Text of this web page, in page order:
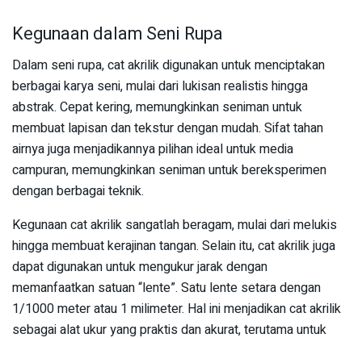
Kegunaan dalam Seni Rupa
Dalam seni rupa, cat akrilik digunakan untuk menciptakan
berbagai karya seni, mulai dari lukisan realistis hingga
abstrak. Cepat kering, memungkinkan seniman untuk
membuat lapisan dan tekstur dengan mudah. Sifat tahan
airnya juga menjadikannya pilihan ideal untuk media
campuran, memungkinkan seniman untuk bereksperimen
dengan berbagai teknik.
Kegunaan cat akrilik sangatlah beragam, mulai dari melukis
hingga membuat kerajinan tangan. Selain itu, cat akrilik juga
dapat digunakan untuk mengukur jarak dengan
memanfaatkan satuan “lente”. Satu lente setara dengan
1/1000 meter atau 1 milimeter. Hal ini menjadikan cat akrilik
sebagai alat ukur yang praktis dan akurat, terutama untuk